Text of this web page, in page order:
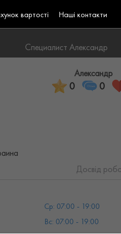
вартості Наші контакти
Специалист Александр
Александр
0 0
Досвід
Ср: 07:00 - 19:00
Вс: 07:00 - 19:00